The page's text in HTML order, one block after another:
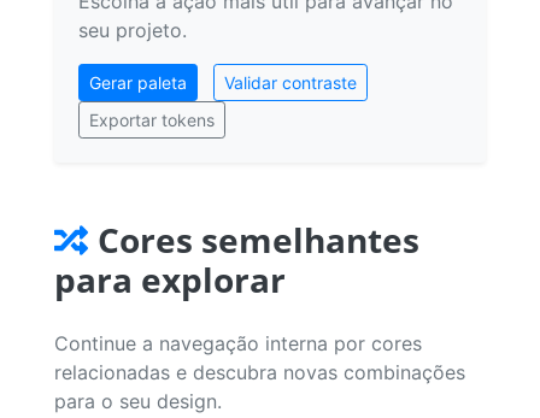
seu projeto.
Gerar paleta
Validar contraste
Exportar tokens
Cores semelhantes
para explorar
Continue a navegação interna por cores
relacionadas e descubra novas combinações
para o seu design.